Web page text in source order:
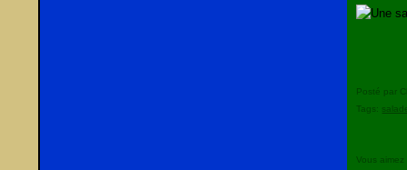
Posté par
Tags:
Vous aimez